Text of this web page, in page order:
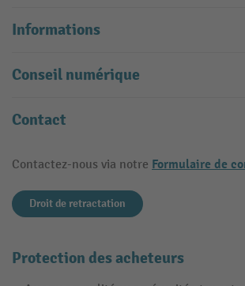
Informations
Conseil numérique
Contact
Contactez-nous via notre Formulaire de
Droit de retractation
Protection des acheteurs